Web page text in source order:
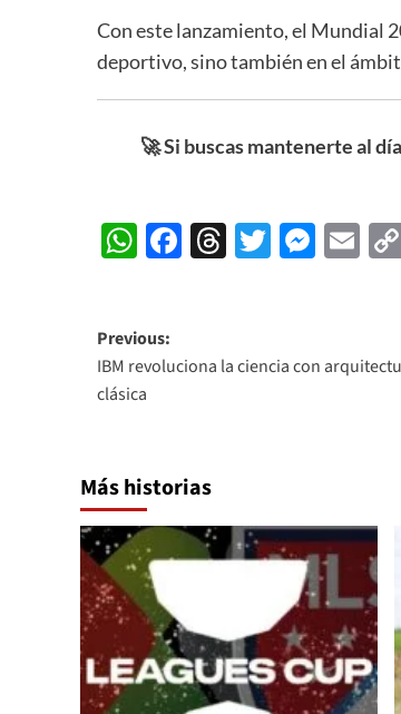
Con este lanzamiento, el Mundial
deportivo, sino también en el
🚀 Si buscas mantenerte al
WhatsApp
Facebook
Threads
Twitter
Post
navigation
Previous:
IBM revoluciona la ciencia con
clásica
Más historias